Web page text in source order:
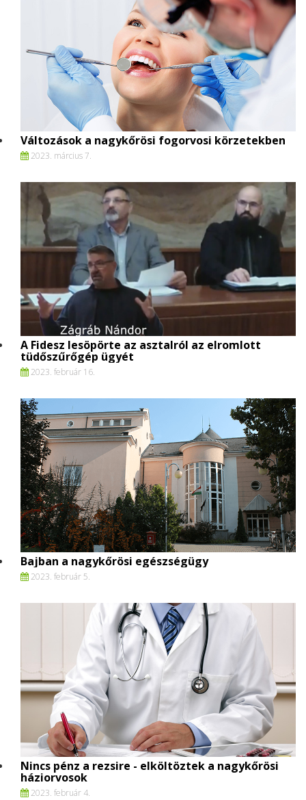
Változások a nagykőrösi fogorvosi körzetekben
2023. március 7.
A Fidesz lesöpörte az asztalról az elromlott
tüdőszűrőgép ügyét
2023. február 16.
Bajban a nagykőrösi egészségügy
2023. február 5.
Nincs pénz a rezsire - elköltöztek a nagykőrösi
háziorvosok
2023. február 4.